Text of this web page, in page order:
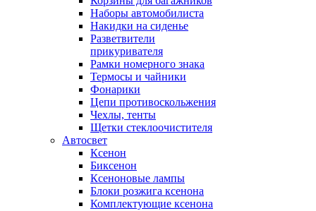
Наборы автомобилиста
Накидки на сиденье
Разветвители
прикуривателя
Рамки номерного знака
Термосы и чайники
Фонарики
Цепи противоскольжения
Чехлы, тенты
Щетки стеклоочистителя
Автосвет
Ксенон
Биксенон
Ксеноновые лампы
Блоки розжига ксенона
Комплектующие ксенона